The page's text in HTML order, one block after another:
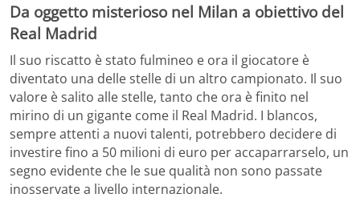
Da oggetto misterioso nel Milan a obiettivo del
Real Madrid
Il suo riscatto è stato fulmineo e ora il giocatore è
diventato una delle stelle di un altro campionato. Il suo
valore è salito alle stelle, tanto che ora è finito nel
mirino di un gigante come il Real Madrid. I blancos,
sempre attenti a nuovi talenti, potrebbero decidere di
investire fino a 50 milioni di euro per accaparrarselo, un
segno evidente che le sue qualità non sono passate
inosservate a livello internazionale.